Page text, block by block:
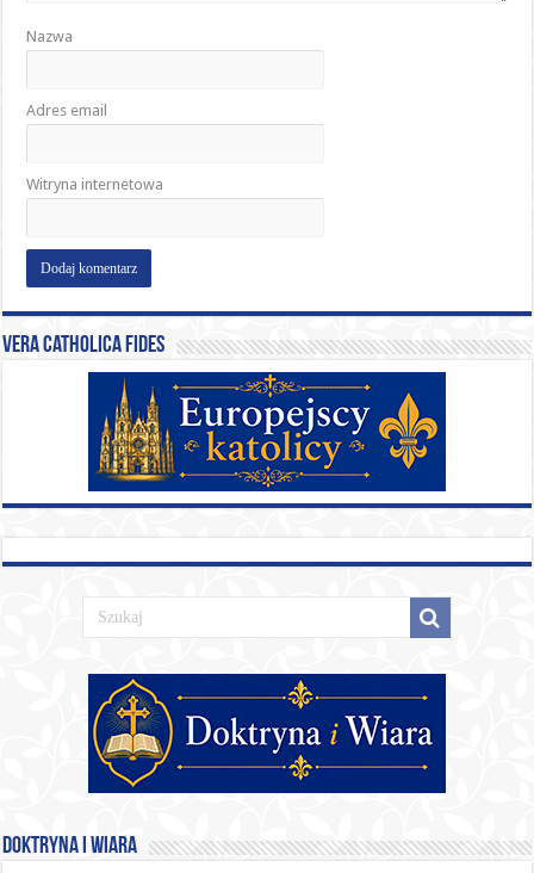
Nazwa
Adres email
Witryna internetowa
Vera catholica fides
Doktryna i Wiara